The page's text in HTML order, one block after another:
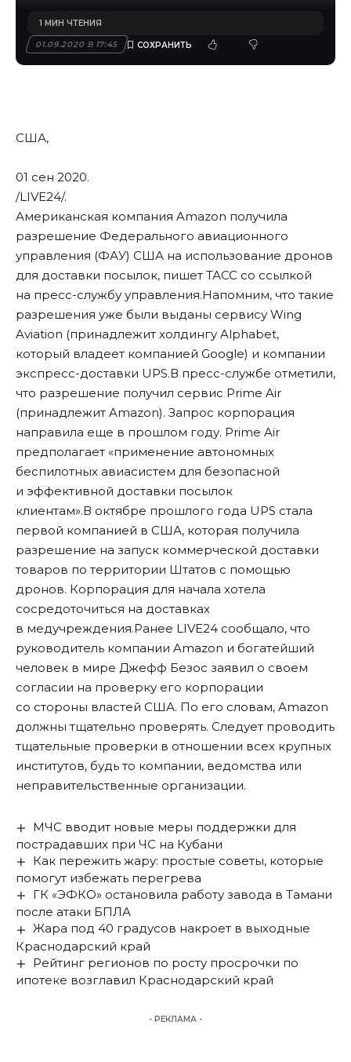
01.09.2020 В 17:45
1 МИН ЧТЕНИЯ
США,
01 сен 2020.
/LIVE24/.
Американская компания Amazon получила
разрешение Федерального авиационного
управления (ФАУ) США на использование дронов
для доставки посылок, пишет ТАСС со ссылкой
на пресс-службу управления.Напомним, что такие
разрешения уже были выданы сервису Wing
Aviation (принадлежит холдингу Alphabet,
который владеет компанией Google) и компании
экспресс-доставки UPS.В пресс-службе отметили,
что разрешение получил сервис Prime Air
(принадлежит Amazon). Запрос корпорация
направила еще в прошлом году. Prime Air
предполагает «применение автономных
беспилотных авиасистем для безопасной
и эффективной доставки посылок
клиентам».В октябре прошлого года UPS стала
первой компанией в США, которая получила
разрешение на запуск коммерческой доставки
товаров по территории Штатов с помощью
дронов. Корпорация для начала хотела
сосредоточиться на доставках
в медучреждения.Ранее LIVE24 сообщало, что
руководитель компании Amazon и богатейший
человек в мире Джефф Безос заявил о своем
согласии на проверку его корпорации
со стороны властей США. По его словам, Amazon
должны тщательно проверять. Следует проводить
тщательные проверки в отношении всех крупных
институтов, будь то компании, ведомства или
неправительственные организации.
МЧС вводит новые меры поддержки для
пострадавших при ЧС на Кубани
Как пережить жару: простые советы, которые
помогут избежать перегрева
ГК «ЭФКО» остановила работу завода в Тамани
после атаки БПЛА
Жара под 40 градусов накроет в выходные
Краснодарский край
Рейтинг регионов по росту просрочки по
ипотеке возглавил Краснодарский край
- РЕКЛАМА -